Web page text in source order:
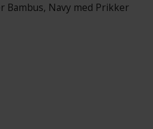
Bambus, Navy med Prikker